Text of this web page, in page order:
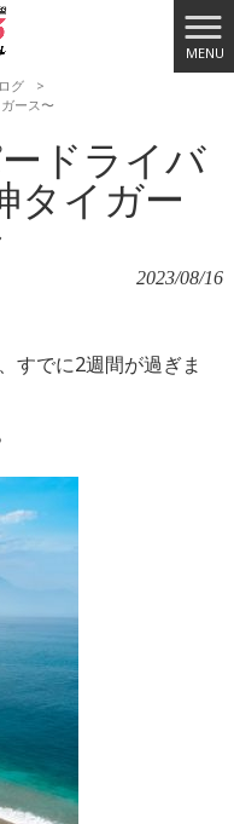
MENU
グ
>
ース〜
ドライバ
タイガー
2023/08/16
すでに2週間が過ぎま